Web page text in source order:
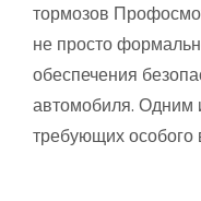
тормозов
не просто
обеспечения
автомобиля. Одним
требующих особого